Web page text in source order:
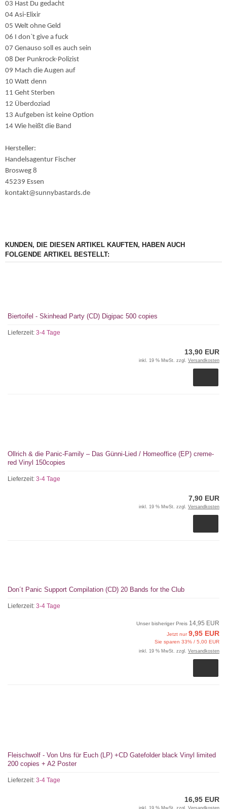
03 Hast Du gedacht
04 Asi-Elixir
05 Welt ohne Geld
06 I don`t give a fuck
07 Genauso soll es auch sein
08 Der Punkrock-Polizist
09 Mach die Augen auf
10 Watt denn
11 Geht Sterben
12 Überdoziad
13 Aufgeben ist keine Option
14 Wie heißt die Band
Hersteller:
Handelsagentur Fischer
Brosweg 8
45239 Essen
kontakt@sunnybastards.de
KUNDEN, DIE DIESEN ARTIKEL KAUFTEN, HABEN AUCH
FOLGENDE ARTIKEL BESTELLT:
Biertoifel - Skinhead Party (CD) Digipac 500 copies
Lieferzeit: 3-4 Tage
13,90 EUR
inkl. 19 % MwSt. zzgl. Versandkosten
Ollrich & die Panic-Family – Das Günni-Lied / Homeoffice (EP) creme-
red Vinyl 150copies
Lieferzeit: 3-4 Tage
7,90 EUR
inkl. 19 % MwSt. zzgl. Versandkosten
Don´t Panic Support Compilation (CD) 20 Bands for the Club
Lieferzeit: 3-4 Tage
Unser bisheriger Preis 14,95 EUR
Jetzt nur9,95 EUR
Sie sparen 33% / 5,00 EUR
inkl. 19 % MwSt. zzgl. Versandkosten
Fleischwolf - Von Uns für Euch (LP) +CD Gatefolder black Vinyl limited
200 copies + A2 Poster
Lieferzeit: 3-4 Tage
16,95 EUR
inkl. 19 % MwSt. zzgl. Versandkosten